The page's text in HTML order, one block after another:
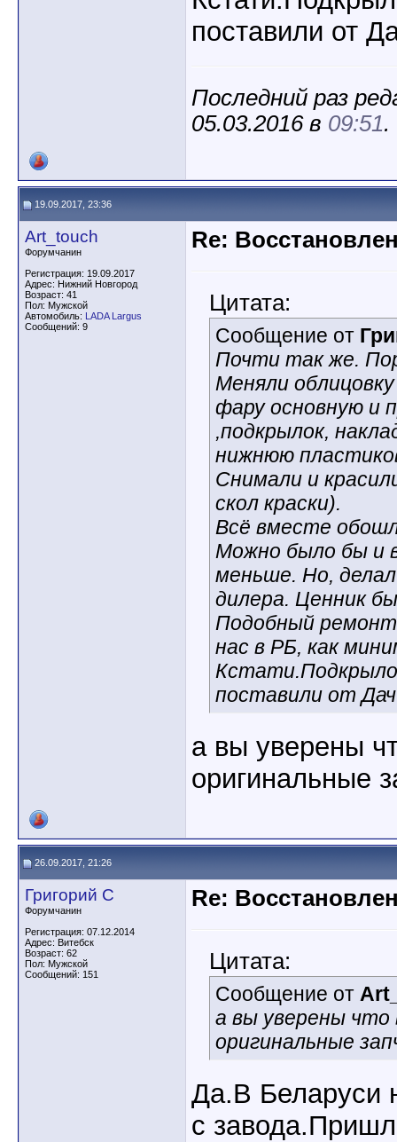
поставили от
Последний раз
05.03.2016 в 09:51.
19.09.2017, 23:36
Art_touch
Форумчанин
Регистрация: 19.09.2017
Адрес: Нижний Новгород
Возраст: 41
Пол: Мужской
Автомобиль: LADA Largus
Сообщений: 9
Re:
Цитата:
Сообщение от
Почти так же.
Меняли
фару основную и
,подкрылок,
нижнюю
Снимали и
скол краски).
Всё вместе
Можно было бы и
меньше. Но,
дилера. Ценник
Подобный
нас в РБ, как
поставили от
а вы уверены
оригинальные
26.09.2017, 21:26
Григорий С
Форумчанин
Регистрация: 07.12.2014
Адрес: Витебск
Возраст: 62
Пол: Мужской
Сообщений: 151
Re:
Цитата:
Сообщение от
а вы уверены что
оригинальные
Да.В Беларуси
с